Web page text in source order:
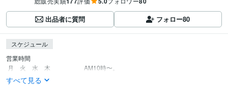
出品者に質問 フォロー80
スケジュール
営業時間
月　火　水　木　　　　　  AM10時〜。
すべて見る